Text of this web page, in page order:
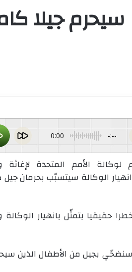
سيحرم
0:00 -:--
الأمم المتحدة لإغاثة
انهيار الوكالة سيتسبّب بحرمان
يتمثّل بانهيار الوكالة
سنضحّي بجيل من الأطفال الذين